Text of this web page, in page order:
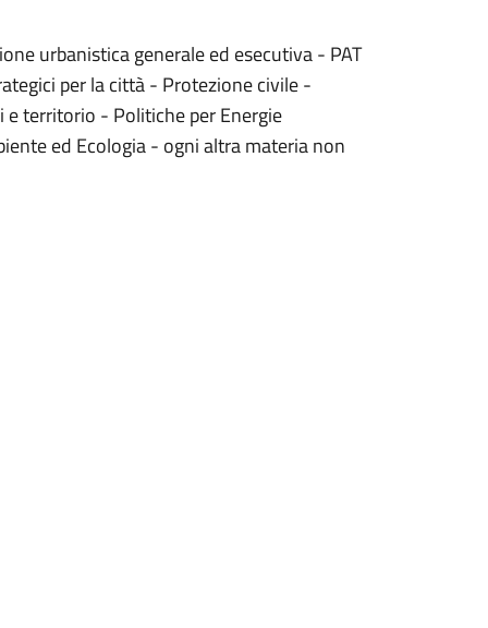
urbanistica generale ed esecutiva - PAT
per la città - Protezione civile -
territorio - Politiche per Energie
ed Ecologia - ogni altra materia non